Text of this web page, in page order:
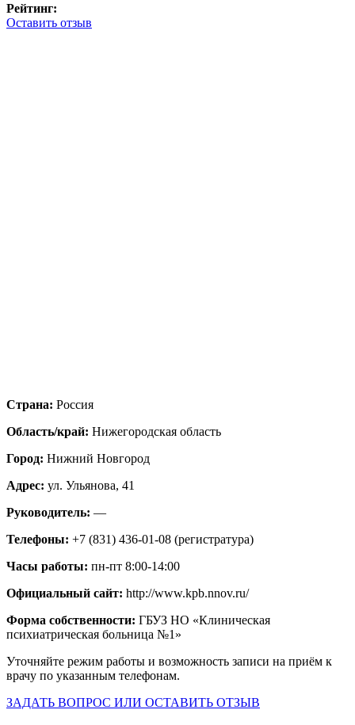
Рейтинг:
Оставить отзыв
Страна: Россия
Область/край: Нижегородская область
Город: Нижний Новгород
Адрес: ул. Ульянова, 41
Руководитель: —
Телефоны: +7 (831) 436-01-08 (регистратура)
Часы работы: пн-пт 8:00-14:00
Официальный сайт: http://www.kpb.nnov.ru/
Форма собственности: ГБУЗ НО «Клиническая
психиатрическая больница №1»
Уточняйте режим работы и возможность записи на приём к
врачу по указанным телефонам.
ЗАДАТЬ ВОПРОС ИЛИ ОСТАВИТЬ ОТЗЫВ